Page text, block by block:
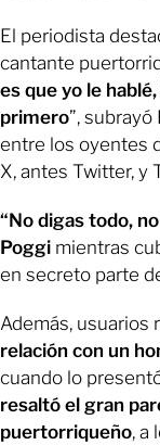
El periodista
cantante
es que yo le
primero”,
entre los oyentes
X, antes Twitter, y
“No digas todo,
Poggi mientras
en secreto parte
Además, usuarios
relación con un
cuando lo
resaltó el gran
puertorriqueño, a